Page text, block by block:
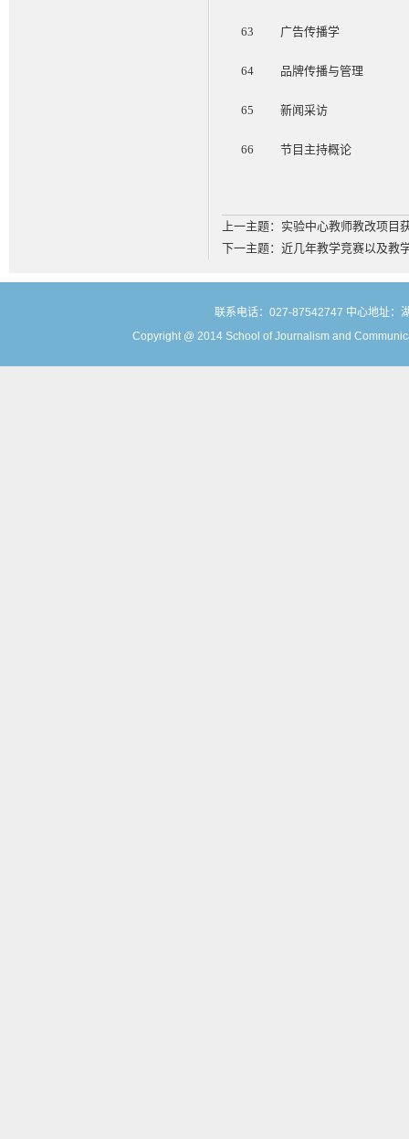
63 广告传播学
64 品牌传播与管理
65 新闻采访
66 节目主持概论
上一主题： 实验中心教师教改项目
下一主题： 近几年教学竞赛以及教
联系电话：027-87542747 中心地址：
Copyright @ 2014 School of Journalism and